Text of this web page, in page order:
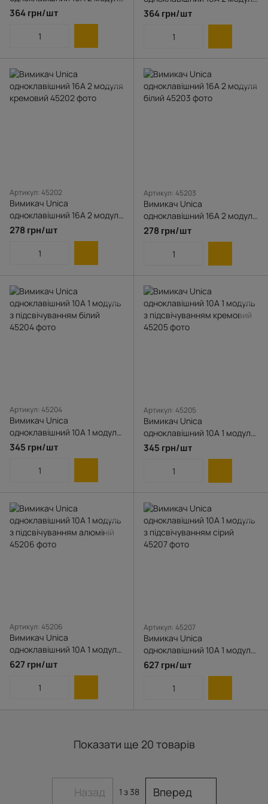
сірий
364 грн/шт
алюміній
364 грн/шт
Артикул: 45202
Вимикач Unica
одноклавішний 16А 2 модуля
кремовий
278 грн/шт
Артикул: 45203
Вимикач Unica
одноклавішний 16А 2 модуля
білий
278 грн/шт
Артикул: 45204
Вимикач Unica
одноклавішний 10А 1 модуль
з підсвічуванням білий
345 грн/шт
Артикул: 45205
Вимикач Unica
одноклавішний 10А 1 модуль
з підсвічуванням кремовий
345 грн/шт
Артикул: 45206
Вимикач Unica
одноклавішний 10А 1 модуль
з підсвічуванням алюміній
627 грн/шт
Артикул: 45207
Вимикач Unica
одноклавішний 10А 1 модуль
з підсвічуванням сірий
627 грн/шт
Показати ще 20 товарів
Назад 1 з 38 Вперед